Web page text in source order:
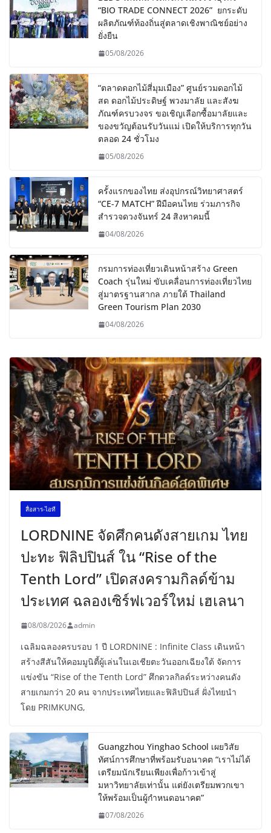
“BIO TRADE CONNECT 2026” ยกระดับ
ผลิตภัณฑ์ท้องถิ่นสู่ตลาดเชิงพาณิชย์อย่าง
ยั่งยืน
05/08/2026
“ตลาดดอกไม้สี่มุมเมือง” ศูนย์รวมดอกไม้
สด ดอกไม้ประดิษฐ์ พวงมาลัย และสังฆ
ภัณฑ์ครบวงจร ขอเชิญเลือกซื้อมาลัยและ
ของขวัญต้อนรับวันแม่ เปิดให้บริการทุกวัน
ตลอด 24 ชั่วโมง
05/08/2026
ครั้งแรกของไทย ส่งอุปกรณ์วิทยาศาสตร์
“CE-7 MATCH” ฝีมือคนไทย ร่วมภารกิจ
สำรวจดวงจันทร์ 24 สิงหาคมนี้
04/08/2026
กรมการท่องเที่ยวเดินหน้าสร้าง Green
Coach รุ่นใหม่ ขับเคลื่อนการท่องเที่ยวไทย
สู่มาตรฐานสากล ภายใต้ Thailand
Green Tourism Plan 2030
04/08/2026
สื่อสาร-ไอที
LORDNINE จัดศึกคนดังสายเกม ไทย
ปะทะ ฟิลิปปินส์ ใน “Rise of the
Tenth Lord” เปิดสงครามกิลด์ข้าม
ประเทศ ฉลองเซิร์ฟเวอร์ใหม่ เฮเลนา
08/08/2026 admin
เฉลิมฉลองครบรอบ 1 ปี LORDNINE : Infinite Class เดินหน้า
สร้างสีสันให้คอมมูนิตี้ผู้เล่นในเอเชียตะวันออกเฉียงใต้ จัดการ
แข่งขัน “Rise of the Tenth Lord” ศึกดวลกิลด์ระหว่างคนดัง
สายเกมกว่า 20 คน จากประเทศไทยและฟิลิปปินส์ ฝั่งไทยนำ
โดย PRIMKUNG,
Guangzhou Yinghao School เผยวิสัย
ทัศน์การศึกษาที่พร้อมรับอนาคต “เราไม่ได้
เตรียมนักเรียนเพียงเพื่อก้าวเข้าสู่
มหาวิทยาลัยเท่านั้น แต่ยังเตรียมพวกเขา
ให้พร้อมเป็นผู้กำหนดอนาคต”
07/08/2026